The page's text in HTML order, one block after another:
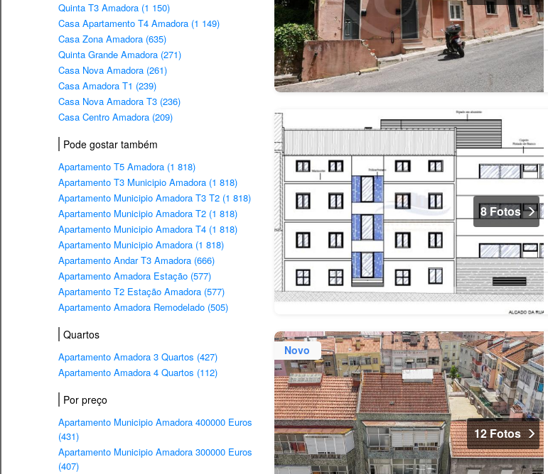
Quinta T3 Amadora (1 150)
Casa Apartamento T4 Amadora (1 149)
Casa Zona Amadora (635)
Quinta Grande Amadora (271)
Casa Nova Amadora (261)
Casa Amadora T1 (239)
Casa Nova Amadora T3 (236)
Casa Centro Amadora (209)
Pode gostar também
Apartamento T5 Amadora (1 818)
Apartamento T3 Municipio Amadora (1 818)
Apartamento Municipio Amadora T3 T2 (1 818)
Apartamento Municipio Amadora T2 (1 818)
Apartamento Municipio Amadora T4 (1 818)
Apartamento Municipio Amadora (1 818)
Apartamento Andar T3 Amadora (666)
Apartamento Amadora Estação (577)
Apartamento T2 Estação Amadora (577)
Apartamento Amadora Remodelado (505)
Quartos
Apartamento Amadora 3 Quartos (427)
Apartamento Amadora 4 Quartos (112)
Por preço
Apartamento Municipio Amadora 400000 Euros
(431)
Apartamento Municipio Amadora 300000 Euros
(407)
8 Fotos
Novo
12 Fotos